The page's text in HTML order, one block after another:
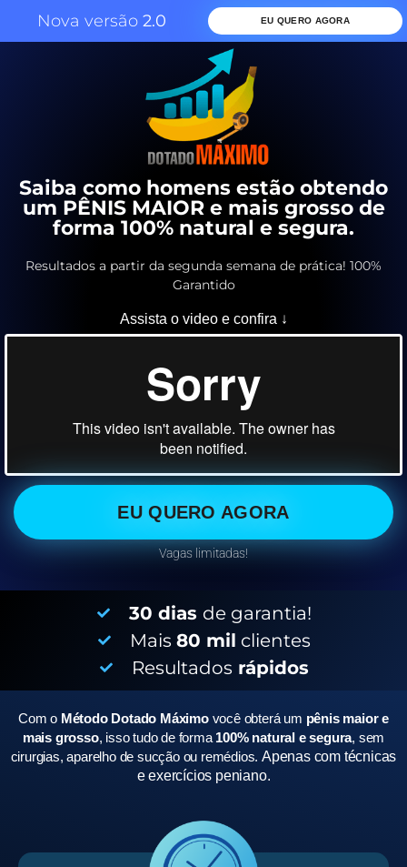
Nova versão 2.0 EU QUERO AGORA
Saiba como homens estão obtendo
um PÊNIS MAIOR e mais grosso de
forma 100% natural e segura.
Resultados a partir da segunda semana de prática! 100%
Garantido
Assista o video e confira ↓
EU QUERO AGORA
Vagas limitadas!
30 dias de garantia!
Mais 80 mil clientes
Resultados rápidos
Com o Método Dotado Máximo você obterá um pênis maior e
mais grosso, isso tudo de forma 100% natural e segura, sem
cirurgias, aparelho de sucção ou remédios.Apenas com técnicas
e exercícios peniano.